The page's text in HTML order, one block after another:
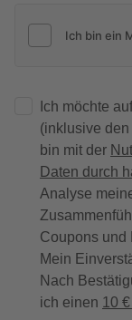
Ich möchte
(inklusive
bin mit der
Daten durch
Analyse
Coupons und
Mein
Nach
ich einen 10